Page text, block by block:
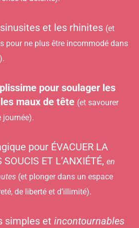
et les rhinites (et
pour ne plus être incommodé dans
pour soulager les
maux de tête (et savourer
journée).
pour ÉVACUER LA
SOUCIS ET L’ANXIÉTÉ, en
(et plonger dans un espace
de liberté et d’illimité).
simples et incontournables